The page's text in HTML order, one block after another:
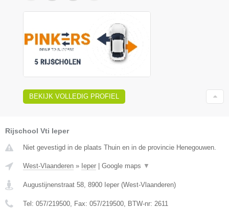
BEKIJK VOLLEDIG PROFIEL
Rijschool Vti Ieper
Niet gevestigd in de plaats Thuin en in de provincie Henegouwen.
West-Vlaanderen » Ieper Google maps ▼
Augustijnenstraat 58, 8900 Ieper (West-Vlaanderen)
Tel: 057/219500, Fax: 057/219500, BTW-nr: 2611